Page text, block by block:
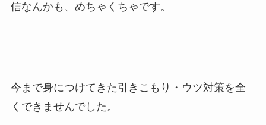
信なんかも、めちゃくちゃです。
今まで身につけてきた引きこもり・ウツ対策を全
くできませんでした。